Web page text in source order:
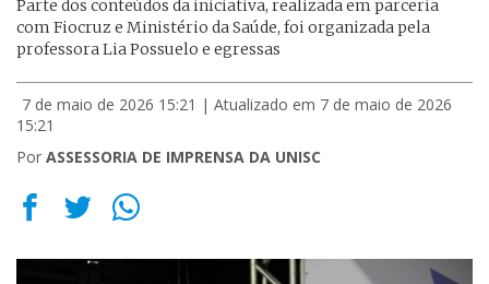
Parte dos conteúdos da iniciativa, realizada em parceria
com Fiocruz e Ministério da Saúde, foi organizada pela
professora Lia Possuelo e egressas
7 de maio de 2026 15:21 | Atualizado em 7 de maio de 2026
15:21
Por ASSESSORIA DE IMPRENSA DA UNISC